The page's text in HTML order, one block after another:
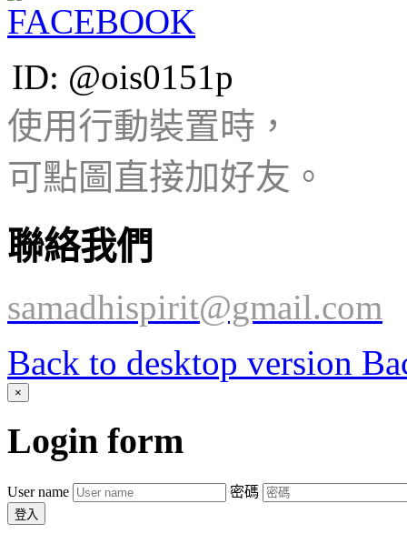
ID: @ois0151p
使用行動裝置時，
可點圖 直接加好友。
聯絡我們
samadhispirit@gmail.com
Back to desktop version
×
Login form
User name 密碼
登入